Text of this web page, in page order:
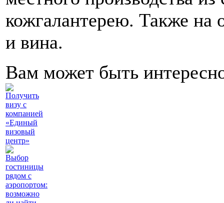
кожгалантерею. Также на
и вина.
Вам может быть
Получить
визу с
компанией
«Единый
визовый
центр»
Выбор
гостиницы
рядом с
аэропортом:
возможно